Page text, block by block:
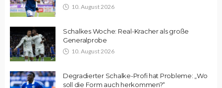
10. August 2026
Schalkes Woche: Real-Kracher als große
Generalprobe
10. August 2026
Degradierter Schalke-Profi hat Probleme: „Wo
soll die Form auch herkommen?“